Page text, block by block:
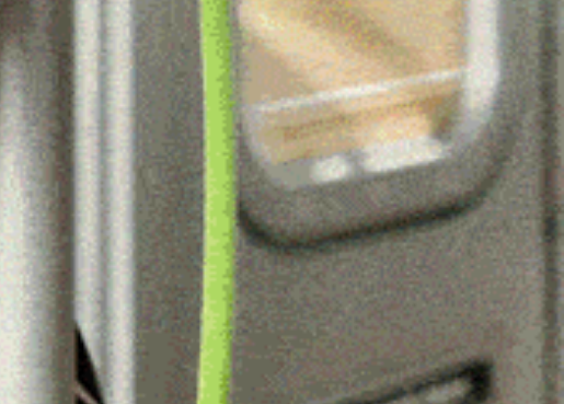
ARTICOLI RECENTI